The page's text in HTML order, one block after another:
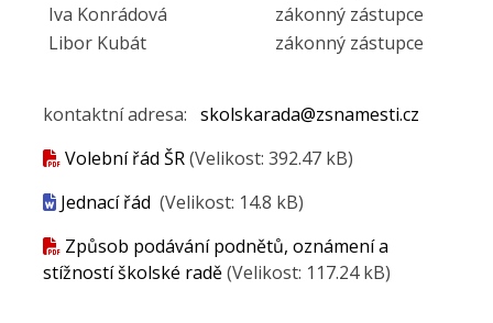
Iva Konrádová
zákonný zástupce
Libor Kubát
zákonný zástupce
kontaktní adresa: skolskarada@zsnamesti.cz
Volební řád ŠR(Velikost: 392.47 kB)
Jednací řád (Velikost: 14.8 kB)
Způsob podávání podnětů, oznámení a
stížností školské radě(Velikost: 117.24 kB)